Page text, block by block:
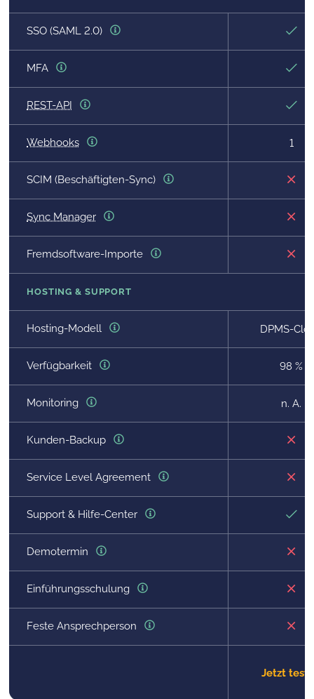
SSO (SAML 2.0)
MFA
REST-API
Webhooks 1
SCIM (Beschäftigten-Sync)
Sync Manager
Fremdsoftware-Importe
HOSTING & SUPPORT
Hosting-Modell DPMS-
Verfügbarkeit 98 %
Monitoring n. A.
Kunden-Backup
Service Level Agreement
Support & Hilfe-Center
Demotermin
Einführungsschulung
Feste Ansprechperson
Jetzt